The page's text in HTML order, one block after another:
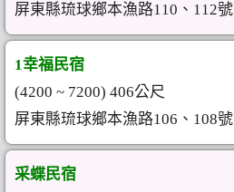
屏東縣琉球鄉本漁路110、112號
1幸福民宿
(4200 ~ 7200) 406公尺
屏東縣琉球鄉本漁路106、108號
采蝶民宿